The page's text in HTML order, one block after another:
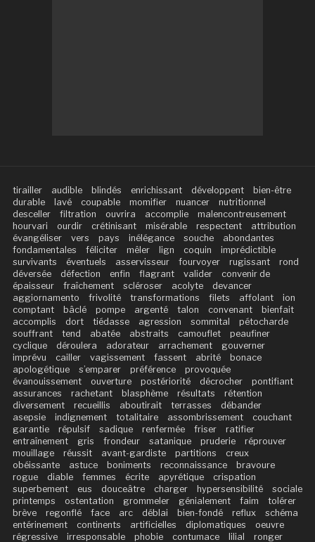
tirailler audible blindés enrichissant développent
bien-être
durable
lavé coupable momifier nuancer
nutritionnel
desceller
filtration ouvrira accomplie
malencontreusement
hourvari
ourdir crétinisant misérable respectent
attribution
évangéliser
vers pays inélégance souche
abondantes
fondamentales
féliciter mêler lign coquin
imprédictible
survivants
éventuels asservisseur fourvoyer rugissant
rond
déversée
défection enfin flagrant valider
convenir de
épaisseur
fraîchement scléroser acolyte
devancer
aggiornamento
frivolité transformations filets affolant
ion
comptant
bâclé pompe argenté talon convenant
bienfait
accomplis
dort tiédasse agression sommital
pétocharde
souffrant
tend abatée abstraits camouflet
peaufiner
cyclique
déroulera adorateur arrachement
gouverner
imprévu
cailler vagissement fassent abrité
bonace
apologétique
s’emparer préférence
provoquée
évanouissement
ouverture postériorité décrocher
pontifiant
assurances
rachetant blasphème résultats
rétention
diversement
recueillis aboutirait terrasses
débander
asepsie
indignement totalitaire assombrissement
couchant
garantie
répulsif sadique renfermée friser
ratifier
entraînement
gris frondeur satanique pruderie
réprouver
mouillage
réussit avant-gardiste partitions
creux
obéissante
astuce boniments reconnaissance
bravoure
rogue
diable femmes écrite apyrétique
crispation
superbement
eus douceâtre charger hypersensibilité
sociale
printemps
ostentation grommeler génialement faim
tolérer
brève
regonflé face arc déblai bien-fondé reflux
schéma
entérinement
continents artificielles diplomatiques
oeuvre
régressive
irresponsable phobie contumace lilial
ronger